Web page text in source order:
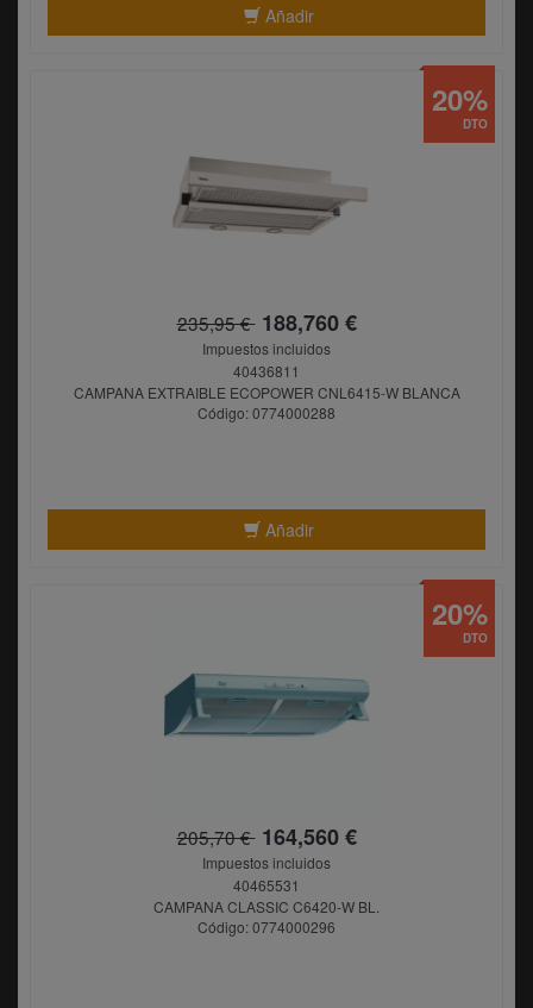
Añadir
235,95 €188,760 €
Impuestos incluidos
40436811
CAMPANA EXTRAIBLE ECOPOWER CNL6415-W BLANCA
Código: 0774000288
Añadir
DTO
20%
205,70 €164,560 €
Impuestos incluidos
40465531
CAMPANA CLASSIC C6420-W BL.
Código: 0774000296
DTO
20%